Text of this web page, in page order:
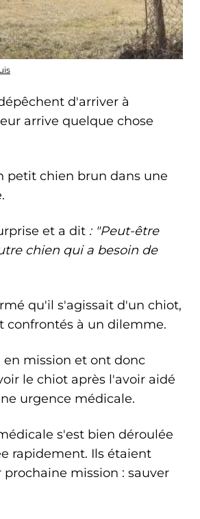
d'arriver à
arrive quelque chose
petit chien brun dans une
et a dit : "Peut-être
chien qui a besoin de
qu'il s'agissait d'un chiot,
confrontés à un dilemme.
en mission et ont donc
le chiot après l'avoir aidé
urgence médicale.
s'est bien déroulée
rapidement. Ils étaient
mission : sauver